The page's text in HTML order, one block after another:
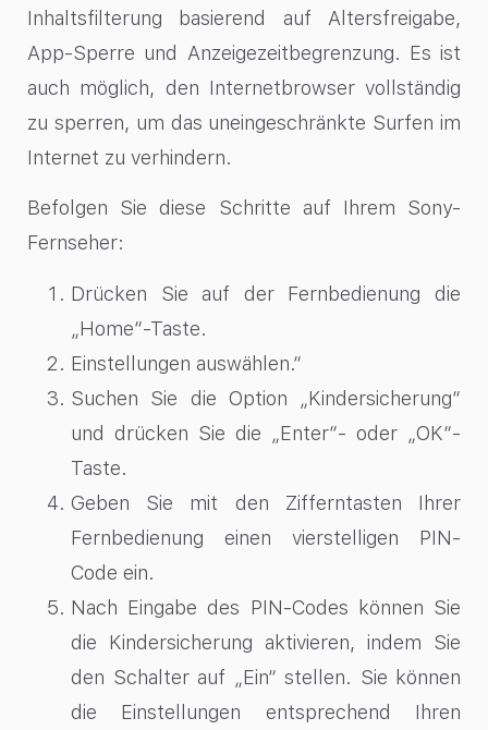
Inhaltsfilterung basierend auf Altersfreigabe,
App-Sperre und Anzeigezeitbegrenzung. Es ist
auch möglich, den Internetbrowser vollständig
zu sperren, um das uneingeschränkte Surfen im
Internet zu verhindern.
Befolgen Sie diese Schritte auf Ihrem Sony-
Fernseher:
Drücken Sie auf der Fernbedienung die
„Home“-Taste.
Einstellungen auswählen.“
Suchen Sie die Option „Kindersicherung“
und drücken Sie die „Enter“- oder „OK“-
Taste.
Geben Sie mit den Zifferntasten Ihrer
Fernbedienung einen vierstelligen PIN-
Code ein.
Nach Eingabe des PIN-Codes können Sie
die Kindersicherung aktivieren, indem Sie
den Schalter auf „Ein“ stellen. Sie können
die Einstellungen entsprechend Ihren